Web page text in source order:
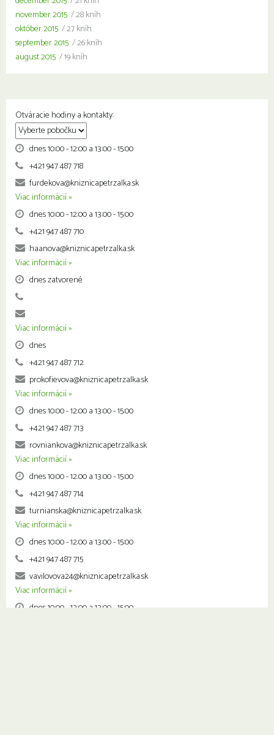
november 2015 / 28 kníh
október 2015 / 27 kníh
september 2015 / 26 kníh
august 2015 / 19 kníh
Otváracie hodiny a kontakty:
dnes 10:00 - 12:00 a 13:00 - 15:00
+421 947 487 718
furdekova@kniznicapetrzalka.sk
Viac informácií »
dnes 10:00 - 12:00 a 13:00 - 15:00
+421 947 487 710
haanova@kniznicapetrzalka.sk
Viac informácií »
dnes zatvorené
Viac informácií »
dnes
+421 947 487 712
prokofievova@kniznicapetrzalka.sk
Viac informácií »
dnes 10:00 - 12:00 a 13:00 - 15:00
+421 947 487 713
rovniankova@kniznicapetrzalka.sk
Viac informácií »
dnes 10:00 - 12:00 a 13:00 - 15:00
+421 947 487 714
turnianska@kniznicapetrzalka.sk
Viac informácií »
dnes 10:00 - 12:00 a 13:00 - 15:00
+421 947 487 715
vavilovova24@kniznicapetrzalka.sk
Viac informácií »
dnes 10:00 - 12:00 a 13:00 - 15:00